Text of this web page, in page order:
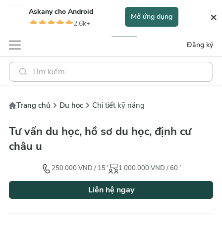
Askany cho Android
2.6k+
Mở ứng dụng ×
Đăng ký
Trang chủ Du học Chi tiết kỹ năng
Tư vấn du học, hồ sơ du học, định cư
châu u
250.000 VND / 15' 1.000.000 VND /60 '
Liên hệ ngay